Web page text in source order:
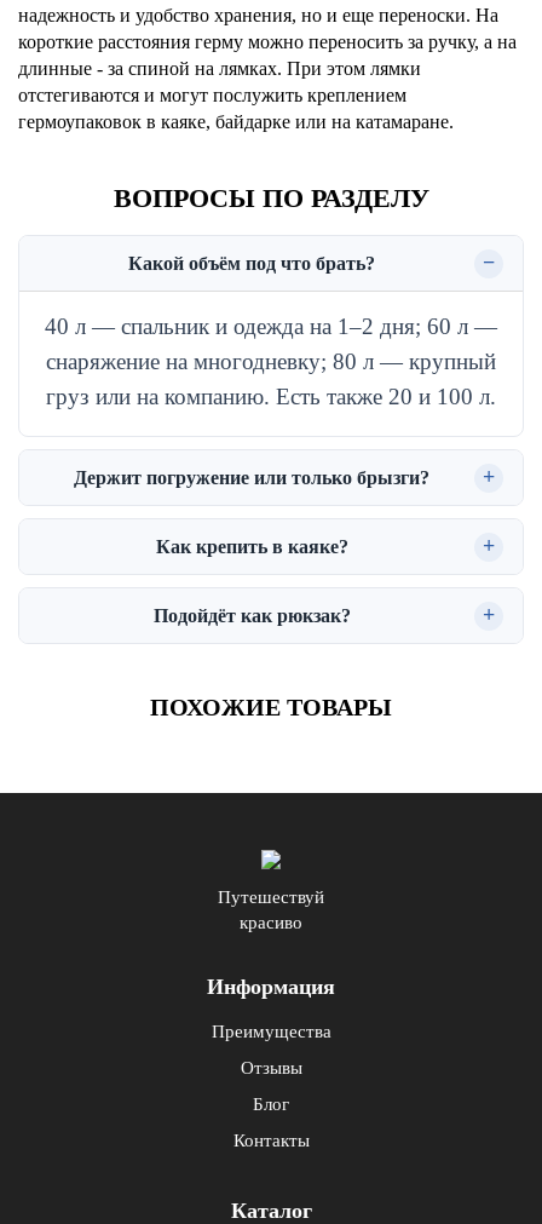
надежность и удобство хранения, но и еще переноски. На
короткие расстояния герму можно переносить за ручку, а на
длинные - за спиной на лямках. При этом лямки
отстегиваются и могут послужить креплением
гермоупаковок в каяке, байдарке или на катамаране.
ВОПРОСЫ ПО РАЗДЕЛУ
Какой объём под что брать?
40 л — спальник и одежда на 1–2 дня; 60 л —
снаряжение на многодневку; 80 л — крупный
груз или на компанию. Есть также 20 и 100 л.
Держит погружение или только брызги?
Как крепить в каяке?
Подойдёт как рюкзак?
ПОХОЖИЕ ТОВАРЫ
Путешествуй
красиво
Информация
Преимущества
Отзывы
Блог
Контакты
Каталог